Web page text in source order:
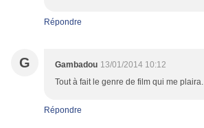
Répondre
G Gambadou 13/01/2014 10:12
Tout à fait le genre de film qui me plaira.
Répondre